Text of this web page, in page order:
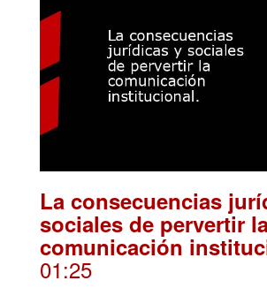
La consecuencias
sociales de pervertir la
comunicación
01:25